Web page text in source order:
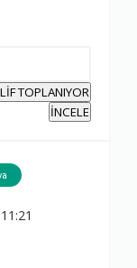
TOPLANIYOR
İNCELE